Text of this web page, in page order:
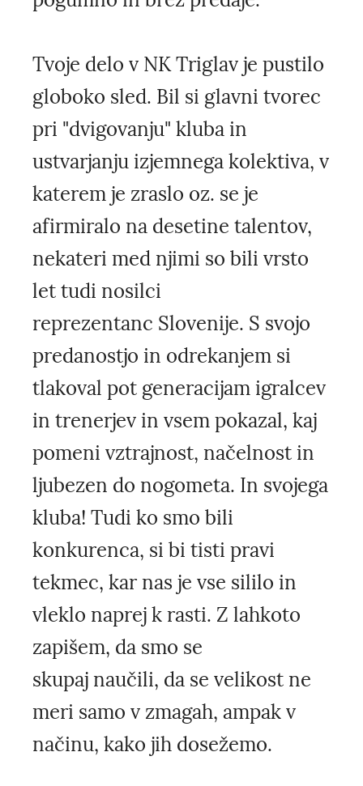
Tvoje delo v NK Triglav je pustilo
globoko sled. Bil si glavni tvorec
pri "dvigovanju" kluba in
ustvarjanju izjemnega kolektiva, v
katerem je zraslo oz. se je
afirmiralo na desetine talentov,
nekateri med njimi so bili vrsto
let tudi nosilci
reprezentanc Slovenije. S svojo
predanostjo in odrekanjem si
tlakoval pot generacijam igralcev
in trenerjev in vsem pokazal, kaj
pomeni vztrajnost, načelnost in
ljubezen do nogometa. In svojega
kluba! Tudi ko smo bili
konkurenca, si bi tisti pravi
tekmec, kar nas je vse sililo in
vleklo naprej k rasti. Z lahkoto
zapišem, da smo se
skupaj naučili, da se velikost ne
meri samo v zmagah, ampak v
načinu, kako jih dosežemo.